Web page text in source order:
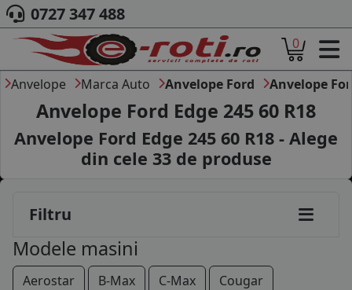
ACASA
DESPRE NOI
ANVELOPE
AUTO
CAMION
MOTO
MARCA AUTO
BLOG
0727 347 488
0
Anvelope Marca Auto Anvelope Ford Anvelope
Anvelope Ford Edge 245 60 R18
Anvelope Ford Edge 245 60 R18 - Alege
din cele 33de produse
Filtru
Modele masini
Aerostar B-Max C-Max
Cougar